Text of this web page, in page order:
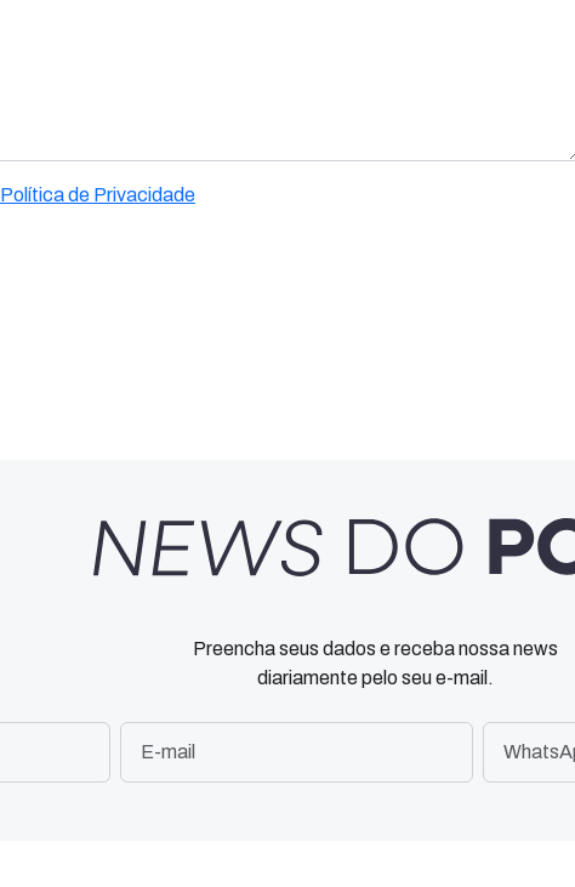
Política de Privacidade
Preencha seus dados e receba nossa news
diariamente pelo seu e-mail.